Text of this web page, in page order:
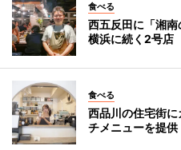
食べる
西五反田に「湘
横浜に続く2号店
食べる
西品川の住宅街
チメニューを提供